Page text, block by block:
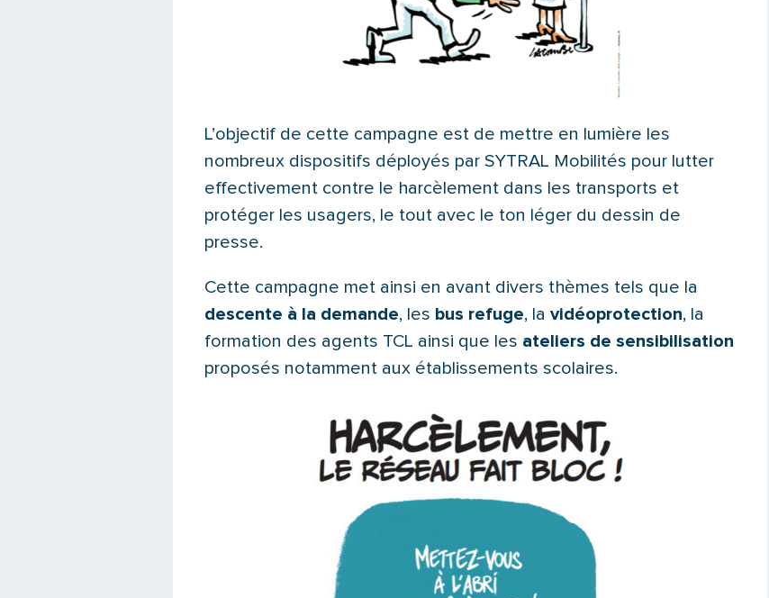
L’objectif de cette campagne est de mettre en lumière les
nombreux dispositifs déployés par SYTRAL Mobilités pour lutter
effectivement contre le harcèlement dans les transports et
protéger les usagers, le tout avec le ton léger du dessin de
presse.
Cette campagne met ainsi en avant divers thèmes tels que la
descente à la demande, les bus refuge, la vidéoprotection, la
formation des agents TCL ainsi que les ateliers de sensibilisation
proposés notamment aux établissements scolaires.